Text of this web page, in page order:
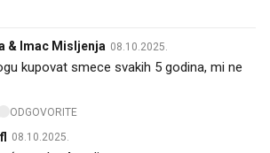
& Imac Misljenja 08.10.2025.
kupovat smece svakih 5 godina, mi ne
ODGOVORITE
08.10.2025.